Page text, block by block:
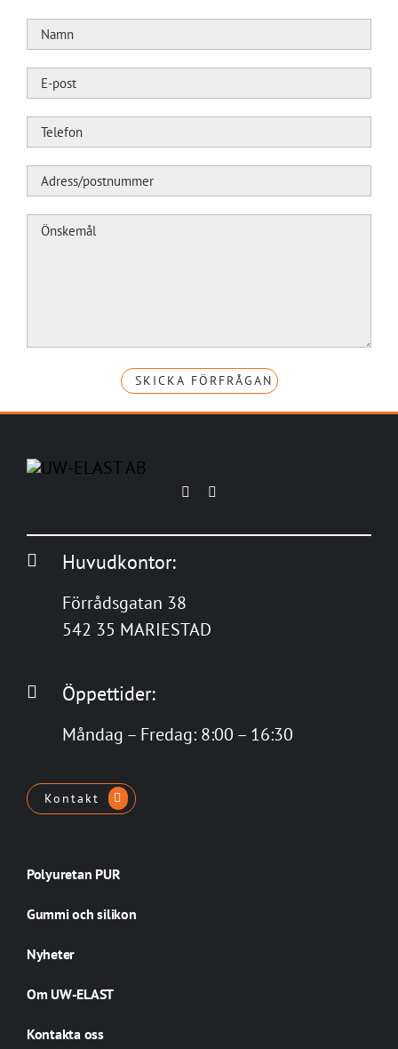
Huvudkontor:
Förrådsgatan 38
542 35 MARIESTAD
Öppettider:
Måndag – Fredag: 8:00 – 16:30
Kontakt
Polyuretan PUR
Gummi och silikon
Nyheter
Om UW-ELAST
Kontakta oss